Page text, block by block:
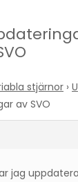
stjärnor ›
av SVO
jag